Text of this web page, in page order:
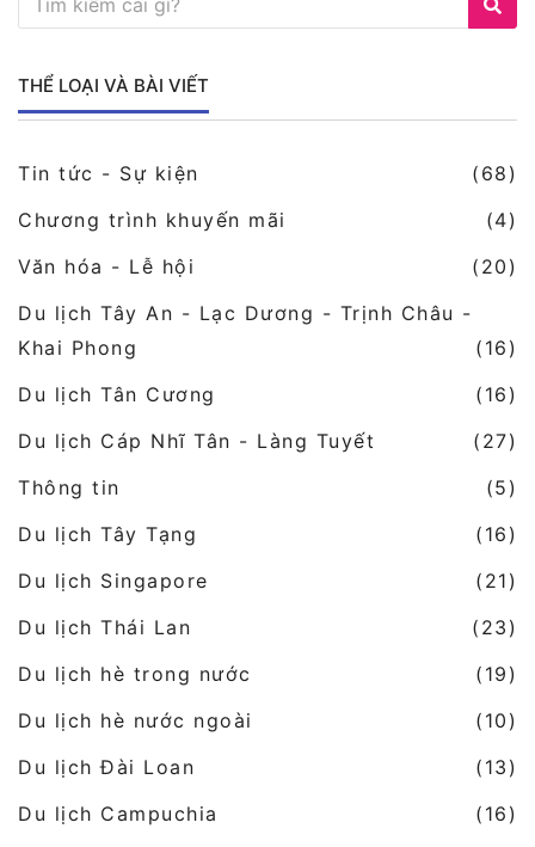
THỂ LOẠI VÀ BÀI VIẾT
Tin tức - Sự kiện
(68)
Chương trình khuyến mãi
(4)
Văn hóa - Lễ hội
(20)
Du lịch Tây An - Lạc Dương - Trịnh Châu -
Khai Phong
(16)
Du lịch Tân Cương
(16)
Du lịch Cáp Nhĩ Tân - Làng Tuyết
(27)
Thông tin
(5)
Du lịch Tây Tạng
(16)
Du lịch Singapore
(21)
Du lịch Thái Lan
(23)
Du lịch hè trong nước
(19)
Du lịch hè nước ngoài
(10)
Du lịch Đài Loan
(13)
Du lịch Campuchia
(16)